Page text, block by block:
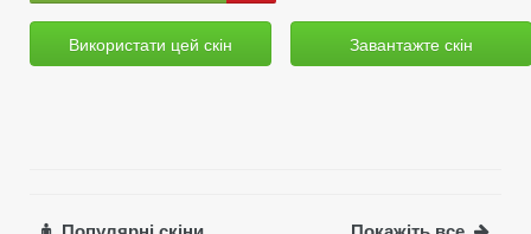
Використати цей скін Завантажте скін